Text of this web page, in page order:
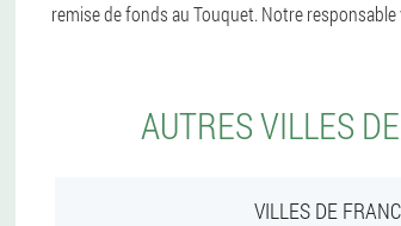
remise de fonds au Touquet. Notre
AUTRES VILLES
VILLES DE